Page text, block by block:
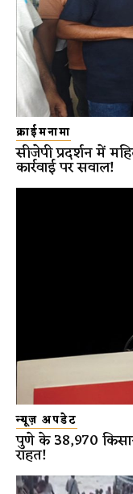
क्राईमनामा
सीजेपी प्रदर्शन में
कार्रवाई पर सवाल!
न्यूज़ अपडेट
पुणे के 38,970
राहत!